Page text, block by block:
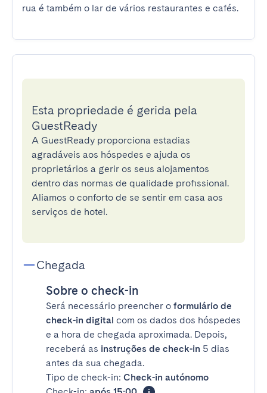
rua é também o lar de vários restaurantes e cafés.
Esta propriedade é gerida pela
GuestReady
A GuestReady proporciona estadias
agradáveis aos hóspedes e ajuda os
proprietários a gerir os seus alojamentos
dentro das normas de qualidade profissional.
Aliamos o conforto de se sentir em casa aos
serviços de hotel.
Chegada
Sobre o check-in
Será necessário preencher o formulário de
check-in digital com os dados dos hóspedes
e a hora de chegada aproximada. Depois,
receberá as instruções de check-in 5 dias
antes da sua chegada.
Tipo de check-in: Check-in autónomo